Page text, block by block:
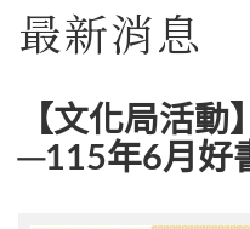
最新消息
【文化局活動
─115年6月好